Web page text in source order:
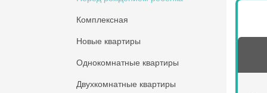
Комплексная
Новые квартиры
Однокомнатные квартиры
Двухкомнатные квартиры